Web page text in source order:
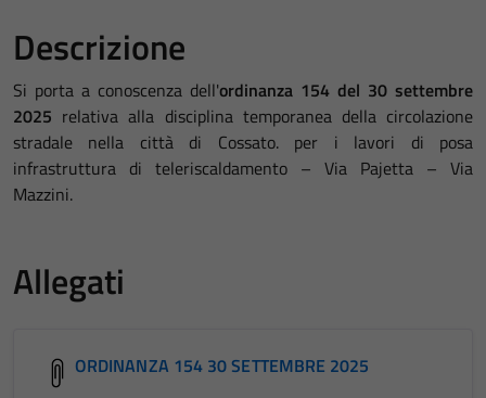
Descrizione
Si porta a conoscenza dell'ordinanza 154 del 30 settembre
2025 relativa alla disciplina temporanea della circolazione
stradale nella città di Cossato. per i lavori di posa
infrastruttura di teleriscaldamento – Via Pajetta – Via
Mazzini.
Allegati
ORDINANZA 154 30 SETTEMBRE 2025